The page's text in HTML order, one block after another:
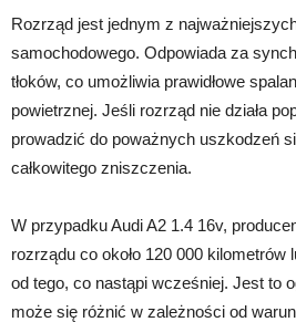
Rozrząd jest jednym z
samochodowego. Odpowiada za
tłoków, co umożliwia prawidłowe
powietrznej. Jeśli rozrząd nie działa
prowadzić do poważnych uszkodzeń
całkowitego zniszczenia.
W przypadku Audi A2 1.4 16v,
rozrządu co około 120 000 kilometrów
od tego, co nastąpi wcześniej. Jest to
może się różnić w zależności od